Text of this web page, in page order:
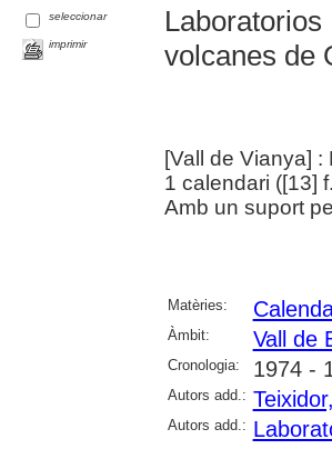
seleccionar
imprimir
volcanes de
[Vall de Vianya]
1 calendari ([13]
Amb un suport
Matèries:
Àmbit: Vall de
Cronologia: 1974 -
Autors add.:
Autors add.: